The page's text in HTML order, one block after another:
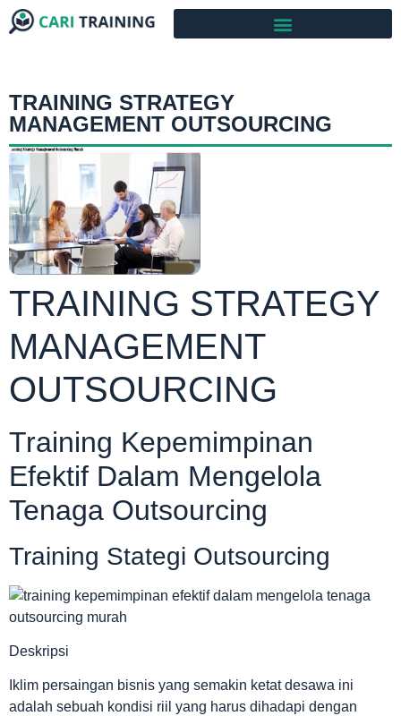
TRAINING STRATEGY
MANAGEMENT OUTSOURCING
TRAINING STRATEGY
MANAGEMENT
OUTSOURCING
Training Kepemimpinan
Efektif Dalam Mengelola
Tenaga Outsourcing
Training Stategi Outsourcing
Deskripsi
Iklim persaingan bisnis yang semakin ketat desawa ini
adalah sebuah kondisi riil yang harus dihadapi dengan